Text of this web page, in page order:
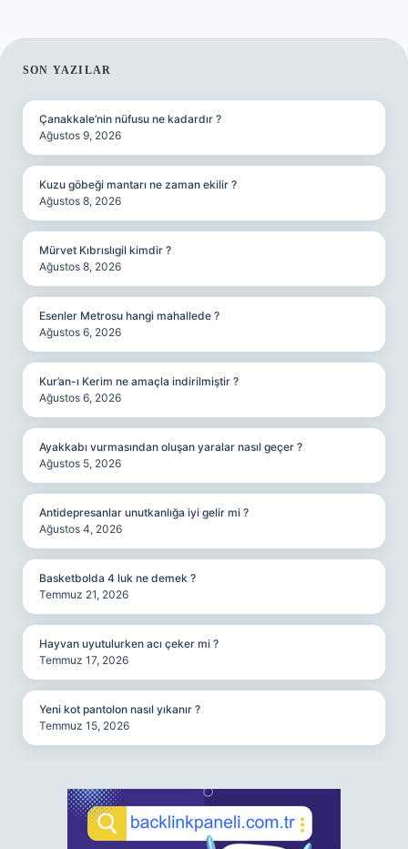
SIDEBAR
SON YAZILAR
Çanakkale’nin nüfusu ne kadardır ?
Ağustos 9, 2026
Kuzu göbeği mantarı ne zaman ekilir ?
Ağustos 8, 2026
Mürvet Kıbrıslıgil kimdir ?
Ağustos 8, 2026
Esenler Metrosu hangi mahallede ?
Ağustos 6, 2026
Kur’an-ı Kerim ne amaçla indirilmiştir ?
Ağustos 6, 2026
Ayakkabı vurmasından oluşan yaralar nasıl geçer ?
Ağustos 5, 2026
Antidepresanlar unutkanlığa iyi gelir mi ?
Ağustos 4, 2026
Basketbolda 4 luk ne demek ?
Temmuz 21, 2026
Hayvan uyutulurken acı çeker mi ?
Temmuz 17, 2026
Yeni kot pantolon nasıl yıkanır ?
Temmuz 15, 2026